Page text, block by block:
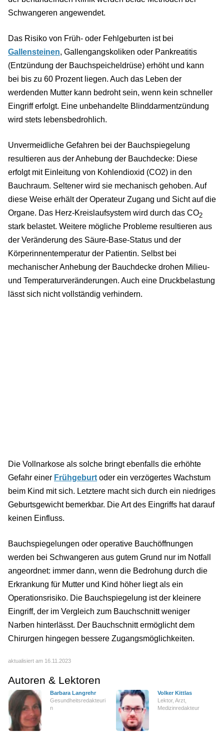
Schwangeren angewendet.
Das Risiko von Früh- oder Fehlgeburten ist bei
Gallensteinen, Gallengangskoliken oder Pankreatitis
(Entzündung der Bauchspeicheldrüse) erhöht und kann
bei bis zu 60 Prozent liegen. Auch das Leben der
werdenden Mutter kann bedroht sein, wenn kein schneller
Eingriff erfolgt. Eine unbehandelte Blinddarmentzündung
wird stets lebensbedrohlich.
Unvermeidliche Gefahren bei der Bauchspiegelung
resultieren aus der Anhebung der Bauchdecke: Diese
erfolgt mit Einleitung von Kohlendioxid (CO2) in den
Bauchraum. Seltener wird sie mechanisch gehoben. Auf
diese Weise erhält der Operateur Zugang und Sicht auf die
Organe. Das Herz-Kreislaufsystem wird durch das CO2
stark belastet. Weitere mögliche Probleme resultieren aus
der Veränderung des Säure-Base-Status und der
Körperinnentemperatur der Patientin. Selbst bei
mechanischer Anhebung der Bauchdecke drohen Milieu-
und Temperaturveränderungen. Auch eine Druckbelastung
lässt sich nicht vollständig verhindern.
Die Vollnarkose als solche bringt ebenfalls die erhöhte
Gefahr einer Frühgeburt oder ein verzögertes Wachstum
beim Kind mit sich. Letztere macht sich durch ein niedriges
Geburtsgewicht bemerkbar. Die Art des Eingriffs hat darauf
keinen Einfluss.
Bauchspiegelungen oder operative Bauchöffnungen
werden bei Schwangeren aus gutem Grund nur im Notfall
angeordnet: immer dann, wenn die Bedrohung durch die
Erkrankung für Mutter und Kind höher liegt als ein
Operationsrisiko. Die Bauchspiegelung ist der kleinere
Eingriff, der im Vergleich zum Bauchschnitt weniger
Narben hinterlässt. Der Bauchschnitt ermöglicht dem
Chirurgen hingegen bessere Zugangsmöglichkeiten.
aktualisiert am 16.11.2023
Autoren & Lektoren
Barbara Langrehr
Gesundheitsredakteuri
n
Volker Kittlas
Lektor, Arzt,
Medizinredakteur